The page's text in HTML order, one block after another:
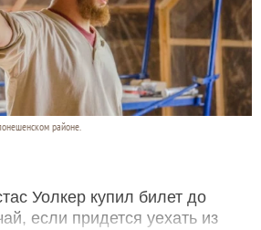
районе.
Уолкер купил билет до
если придется уехать из